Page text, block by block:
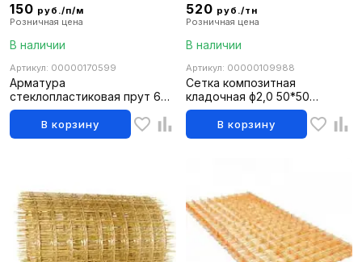
150 руб./п/м
Розничная цена
В наличии
Артикул: 00000170599
Арматура
стеклопластиковая прут 6м/
ф16
В корзину
520 руб./тн
Розничная цена
В наличии
Артикул: 00000109988
Сетка композитная
кладочная ф2,0 50*50
(0,17*25м)
В корзину